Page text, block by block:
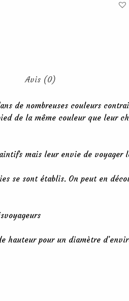
Avis (0)
de nombreuses couleurs
de la même couleur que leur
mais leur envie de
se sont établis. On peut en
hauteur pour un diamètre